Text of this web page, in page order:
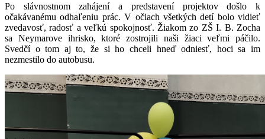
Po slávnostnom zahájení a predstavení projektov došlo k
očakávanému odhaľeniu prác. V očiach všetkých detí bolo vidieť
zvedavosť, radosť a veľkú spokojnosť. Žiakom zo ZŠ I. B. Zocha
sa Neymarove ihrisko, ktoré zostrojili naši žiaci veľmi páčilo.
Svedčí o tom aj to, že si ho chceli hneď odniesť, hoci sa im
nezmestilo do autobusu.